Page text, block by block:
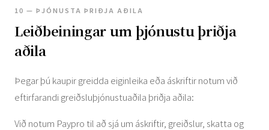
10 — ÞJÓNUSTA ÞRIÐJA AÐILA
Leiðbeiningar um þjónustu þriðja
aðila
Þegar þú kaupir greidda eiginleika eða áskriftir notum við
eftirfarandi greiðsluþjónustuaðila þriðja aðila:
Við notum Paypro til að sjá um áskriftir, greiðslur, skatta og